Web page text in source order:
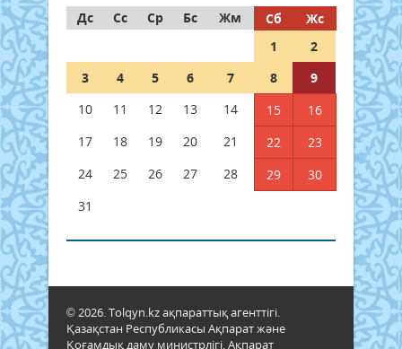
Дс
Сс Ср Бс Жм Сб
Жс
1
2
3
4 5 6 7 8
9
10
11 12 13 14 15
16
17
18 19 20 21 22
23
24
25 26 27 28 29
30
31
© 2026. Tolqyn.kz ақпараттық агенттігі.
Қазақстан Республикасы Ақпарат және
Қоғамдық даму министрлігі, Ақпарат